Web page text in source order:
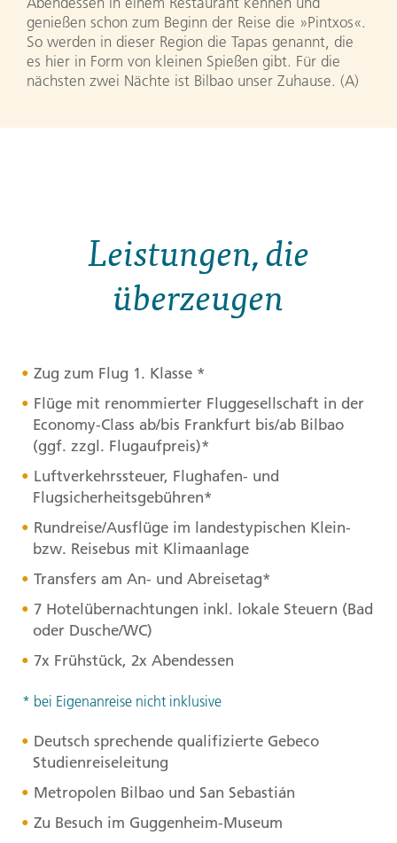
genießen schon zum Beginn der Reise die »Pintxos«.
So werden in dieser Region die Tapas genannt, die
es hier in Form von kleinen Spießen gibt. Für die
nächsten zwei Nächte ist Bilbao unser Zuhause. (A)
Leistungen, die
überzeugen
Zug zum Flug 1. Klasse *
Flüge mit renommierter Fluggesellschaft in der
Economy-Class ab/bis Frankfurt bis/ab Bilbao
(ggf. zzgl. Flugaufpreis)*
Luftverkehrssteuer, Flughafen- und
Flugsicherheitsgebühren*
Rundreise/Ausflüge im landestypischen Klein-
bzw. Reisebus mit Klimaanlage
Transfers am An- und Abreisetag*
7 Hotelübernachtungen inkl. lokale Steuern (Bad
oder Dusche/WC)
7x Frühstück, 2x Abendessen
* bei Eigenanreise nicht inklusive
Deutsch sprechende qualifizierte Gebeco
Studienreiseleitung
Metropolen Bilbao und San Sebastián
Zu Besuch im Guggenheim-Museum